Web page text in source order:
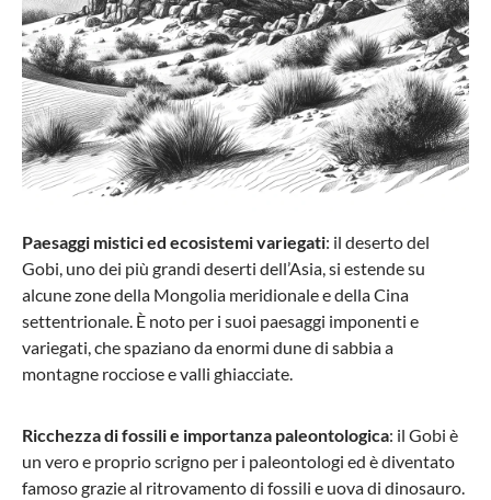
419,85 €*
Travelite
Trolley SK-II a 4 ruote M
da 89,95 €*
Paesaggi mistici ed ecosistemi variegati: il deserto del
Gobi, uno dei più grandi deserti dell’Asia, si estende su
alcune zone della Mongolia meridionale e della Cina
settentrionale. È noto per i suoi paesaggi imponenti e
variegati, che spaziano da enormi dune di sabbia a
montagne rocciose e valli ghiacciate.
Ricchezza di fossili e importanza paleontologica: il Gobi è
un vero e proprio scrigno per i paleontologi ed è diventato
famoso grazie al ritrovamento di fossili e uova di dinosauro.